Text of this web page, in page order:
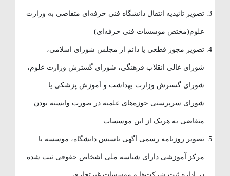
تصویر تائیدیه انتقال دانشگاه فنی حرفه‌ای متقاضی به وزارت
علوم(مختص موسسات فنی حرفه‌ای)
تصویر مجوز قطعی یا دائم از مجلس شورای اسلامی،
شورای عالی انقلاب فرهنگی، شورای گسترش وزارت علوم،
شورای گسترش وزارت بهداشت و آموزش پزشکی یا
شورای سرپرستی حوزه‌های علمیه در صورت وابسته بودن
متقاضی به هریک از این موسسات
تصویر روزنامه رسمی آگهی تاسیس دانشگاه، موسسه یا
مرکز آموزشی دارای شناسه ملی اشخاص حقوقی ثبت شده